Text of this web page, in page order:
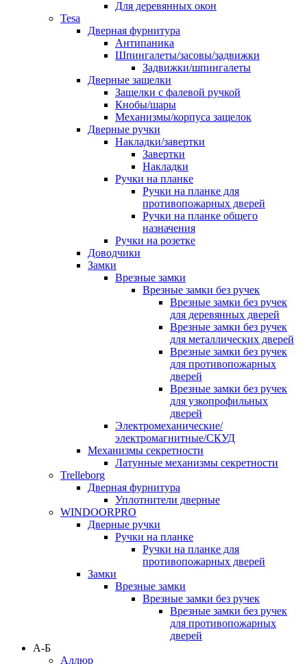
Для деревянных окон
Tesa
Дверная фурнитура
Антипаника
Шпингалеты/засовы/задвижки
Задвижки/шпингалеты
Дверные защелки
Защелки с фалевой ручкой
Кнобы/шары
Механизмы/корпуса защелок
Дверные ручки
Накладки/завертки
Завертки
Накладки
Ручки на планке
Ручки на планке для
противопожарных дверей
Ручки на планке общего
назначения
Ручки на розетке
Доводчики
Замки
Врезные замки
Врезные замки без ручек
Врезные замки без ручек
для деревянных дверей
Врезные замки без ручек
для металлических дверей
Врезные замки без ручек
для противопожарных
дверей
Врезные замки без ручек
для узкопрофильных
дверей
Электромеханические/
электромагнитные/СКУД
Механизмы секретности
Латунные механизмы секретности
Trelleborg
Дверная фурнитура
Уплотнители дверные
WINDOORPRO
Дверные ручки
Ручки на планке
Ручки на планке для
противопожарных дверей
Замки
Врезные замки
Врезные замки без ручек
Врезные замки без ручек
для противопожарных
дверей
А-Б
Аллюр